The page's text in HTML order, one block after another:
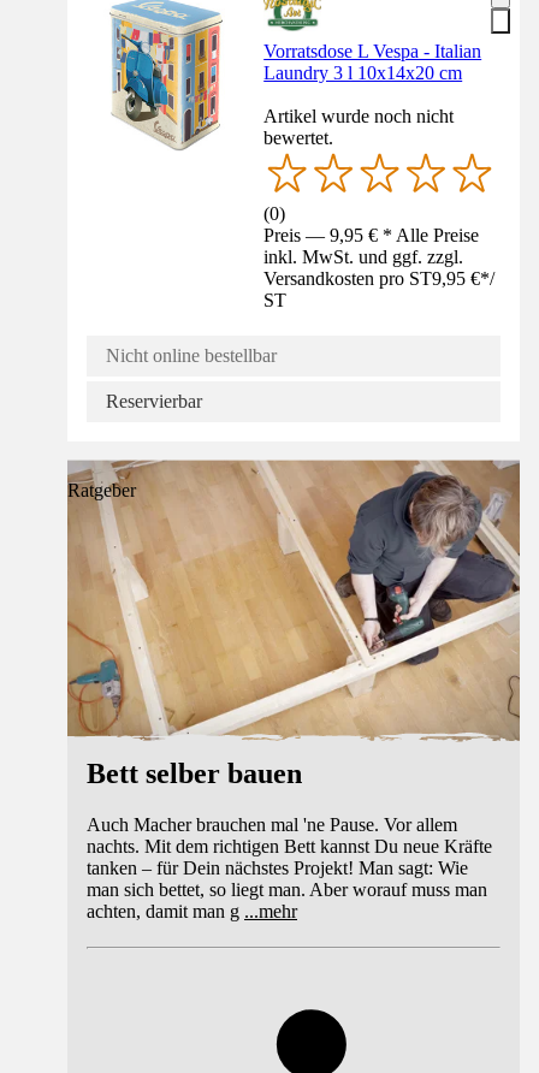
Vorratsdose L Vespa - Italian
Laundry 3 l 10x14x20 cm
Artikel wurde noch nicht
bewertet.
(0)
Preis — 9,95 € * Alle Preise
inkl. MwSt. und ggf. zzgl.
Versandkosten pro ST9,95 €*/
ST
Nicht online bestellbar
Reservierbar
Ratgeber
Bett selber bauen
Auch Macher brauchen mal 'ne Pause. Vor allem
nachts. Mit dem richtigen Bett kannst Du neue Kräfte
tanken – für Dein nächstes Projekt! Man sagt: Wie
man sich bettet, so liegt man. Aber worauf muss man
achten, damit man g ...mehr